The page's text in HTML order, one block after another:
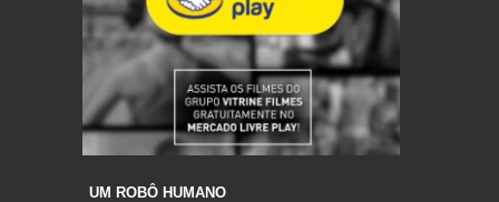
UM ROBÔ HUMANO